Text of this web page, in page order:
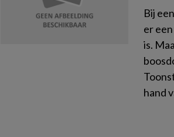
Bij
er
is.
hand